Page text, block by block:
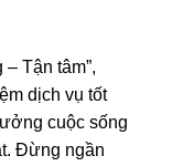
Tận tâm”,
dịch vụ tốt
cuộc sống
Đừng ngần